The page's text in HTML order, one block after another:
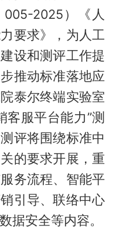
2025）《人
要求》，为人工
设和测评工作提
推动标准落地应
泰尔终端实验室
客服平台能力”测
评将围绕标准中
的要求开展，重
务流程、智能平
引导、联络中心
据安全等内容。